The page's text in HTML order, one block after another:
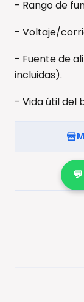
- Rango de
- Voltaje/
- Fuente de
incluidas).
- Vida útil del